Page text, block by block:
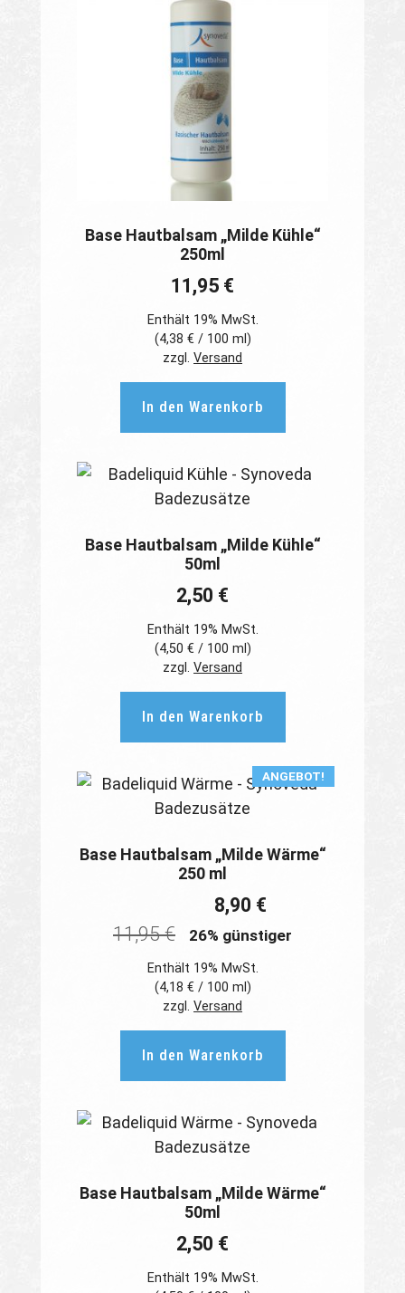
Base Hautbalsam „Milde Kühle“
250ml
11,95 €
Enthält 19% MwSt.
(4,38 € / 100 ml)
zzgl. Versand
In den Warenkorb
Base Hautbalsam „Milde Kühle“
50ml
2,50 €
Enthält 19% MwSt.
(4,50 € / 100 ml)
zzgl. Versand
In den Warenkorb
ANGEBOT!
Base Hautbalsam „Milde Wärme“
250 ml
11,95€
8,90 €
26% günstiger
Enthält 19% MwSt.
(4,18 € / 100 ml)
zzgl. Versand
In den Warenkorb
Base Hautbalsam „Milde Wärme“
50ml
2,50 €
Enthält 19% MwSt.